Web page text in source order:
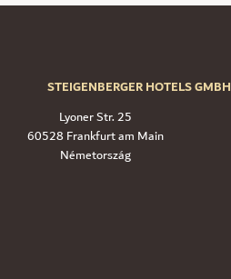
STEIGENBERGER HOTELS GMBH
Lyoner Str. 25
60528 Frankfurt am Main
Németország